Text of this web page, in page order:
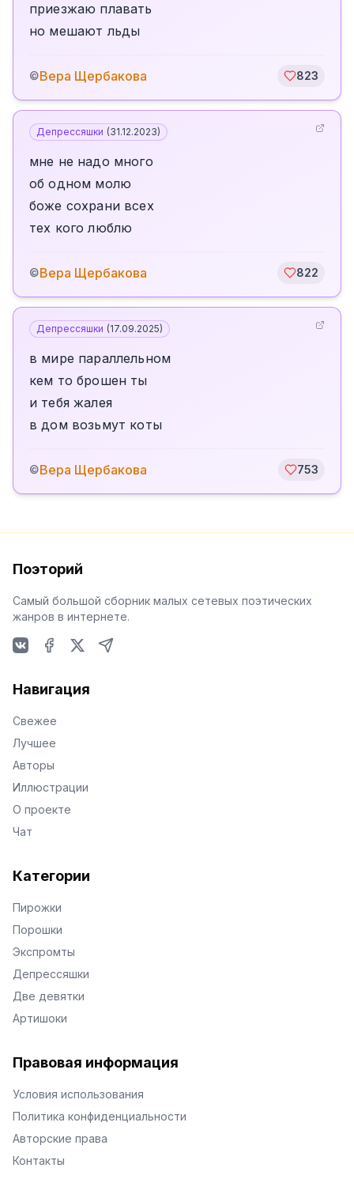
приезжаю плавать
но мешают льды
©Вера Щербакова 823
Депрессяшки (31.12.2023)
мне не надо много
об одном молю
боже сохрани всех
тех кого люблю
©Вера Щербакова 822
Депрессяшки (17.09.2025)
в мире параллельном
кем то брошен ты
и тебя жалея
в дом возьмут коты
©Вера Щербакова 753
Поэторий
Самый большой сборник малых сетевых поэтических
жанров в интернете.
Навигация
Свежее
Лучшее
Авторы
Иллюстрации
О проекте
Чат
Категории
Пирожки
Порошки
Экспромты
Депрессяшки
Две девятки
Артишоки
Правовая информация
Условия использования
Политика конфиденциальности
Авторские права
Контакты